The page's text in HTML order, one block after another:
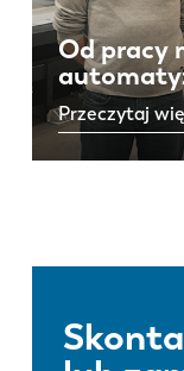
Od pracy
Przeczytaj